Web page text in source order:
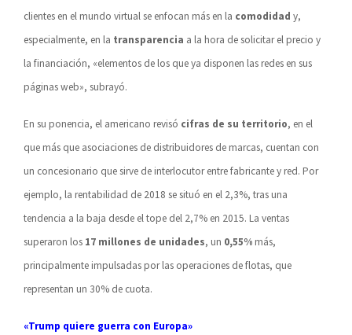
clientes en el mundo virtual se enfocan más en la comodidad y,
especialmente, en la transparencia a la hora de solicitar el precio y
la financiación, «elementos de los que ya disponen las redes en sus
páginas web», subrayó.
En su ponencia, el americano revisó cifras de su territorio, en el
que más que asociaciones de distribuidores de marcas, cuentan con
un concesionario que sirve de interlocutor entre fabricante y red. Por
ejemplo, la rentabilidad de 2018 se situó en el 2,3%, tras una
tendencia a la baja desde el tope del 2,7% en 2015. La ventas
superaron los 17 millones de unidades, un 0,55%más,
principalmente impulsadas por las operaciones de flotas, que
representan un 30% de cuota.
«Trump quiere guerra con Europa»